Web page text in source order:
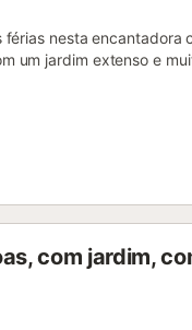
nesta encantadora
um jardim extenso e
e mobilado,
inesquecíveis ao
incluindo placa
um prazer. O
uma com duche e outra
Disponibiliza também
com jardim,